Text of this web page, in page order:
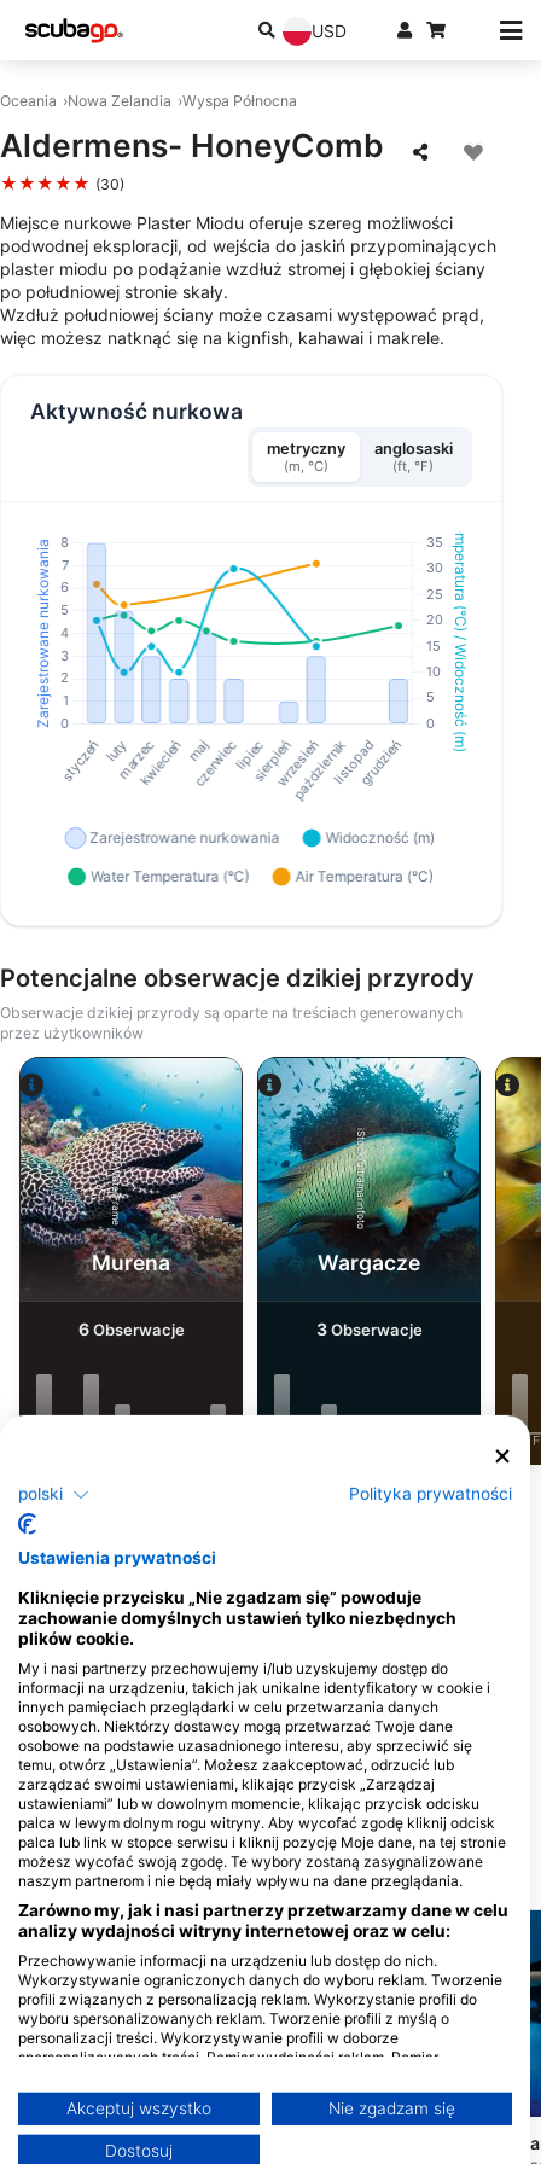
USD
Oceania Nowa Zelandia Wyspa Północna
Aldermens- HoneyComb
★★★★★ (30)
Miejsce nurkowe Plaster Miodu oferuje szereg możliwości
podwodnej eksploracji, od wejścia do jaskiń przypominających
plaster miodu po podążanie wzdłuż stromej i głębokiej ściany
po południowej stronie skały.
Wzdłuż południowej ściany może czasami występować prąd,
więc możesz natknąć się na kignfish, kahawai i makrele.
Aktywność nurkowa
metryczny
(m, °C)
anglosaski
(ft, °F)
Potencjalne obserwacje dzikiej przyrody
Obserwacje dzikiej przyrody są oparte na treściach generowanych
przez użytkowników
Alamy-WaterFrame
Murena
6Obserwacje
iStock/ultramarinfoto
Wargacze
3Obserwacje
F
Centra nurkowe obsługujące to miejsce
nurkowe
GET WET, Get Wet Waikato
Dive
451 TE RAPA ROAD, 3200
HAMILTON, Nowa Zelandia
Performance Diver
74 Barrys Point Road, 0622
Auckland, Nowa Zelandia
MIEJSCA NURKOWE W POBLIŻU
Wood Group Training Center
Mares
Seal Rock /
polski Polityka prywatności
Ustawienia prywatności
Kliknięcie przycisku „Nie zgadzam się” powoduje
zachowanie domyślnych ustawień tylko niezbędnych
plików cookie.
My i nasi partnerzy przechowujemy i/lub uzyskujemy dostęp do
informacji na urządzeniu, takich jak unikalne identyfikatory w cookie i
innych pamięciach przeglądarki w celu przetwarzania danych
osobowych. Niektórzy dostawcy mogą przetwarzać Twoje dane
osobowe na podstawie uzasadnionego interesu, aby sprzeciwić się
temu, otwórz „Ustawienia”. Możesz zaakceptować, odrzucić lub
zarządzać swoimi ustawieniami, klikając przycisk „Zarządzaj
ustawieniami” lub w dowolnym momencie, klikając przycisk odcisku
palca w lewym dolnym rogu witryny. Aby wycofać zgodę kliknij odcisk
palca lub link w stopce serwisu i kliknij pozycję Moje dane, na tej stronie
możesz wycofać swoją zgodę. Te wybory zostaną zasygnalizowane
naszym partnerom i nie będą miały wpływu na dane przeglądania.
Zarówno my, jak i nasi partnerzy przetwarzamy dane w celu
analizy wydajności witryny internetowej oraz w celu:
Przechowywanie informacji na urządzeniu lub dostęp do nich.
Wykorzystywanie ograniczonych danych do wyboru reklam. Tworzenie
profili związanych z personalizacją reklam. Wykorzystanie profili do
wyboru spersonalizowanych reklam. Tworzenie profili z myślą o
personalizacji treści. Wykorzystywanie profili w doborze
spersonalizowanych treści. Pomiar wydajności reklam. Pomiar
kombinacji danych z różnych źródeł. Opracowywanie i ulepszanie usług.
Wykorzystywanie ograniczonych danych do wyboru treści
Więcej informacji na temat wykorzystania danych przez Google można
Akceptuj wszystko Nie zgadzam się
Dostosuj